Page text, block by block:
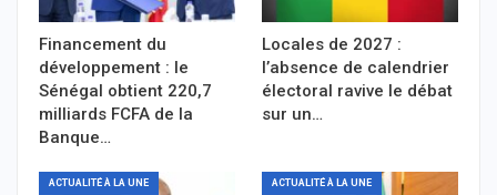
Financement du
développement : le
Sénégal obtient 220,7
milliards FCFA de la
Banque…
Locales de 2027 :
l’absence de calendrier
électoral ravive le débat
sur un…
ACTUALITÉ À LA UNE ACTUALITÉ À LA UNE